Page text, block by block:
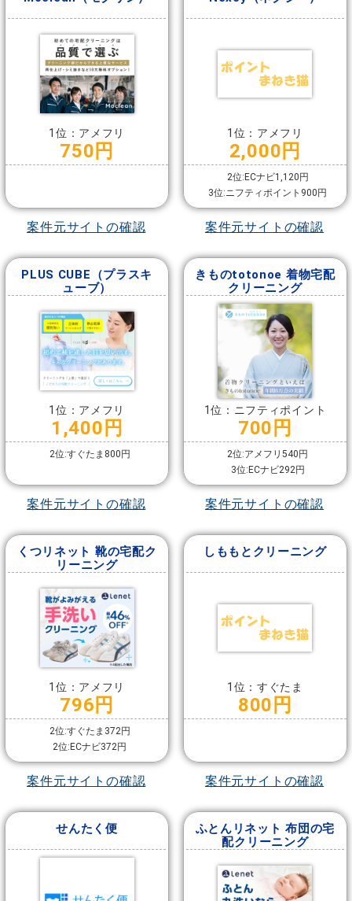
1位：アメフリ
750円
案件元サイトの確認
1位：アメフリ
2,000円
2位:ECナビ1,120円
3位:ニフティポイント900円
案件元サイトの確認
PLUS CUBE（プラスキ
ューブ）
1位：アメフリ
1,400円
2位:すぐたま800円
案件元サイトの確認
きものtotonoe 着物宅配
クリーニング
1位：ニフティポイント
700円
2位:アメフリ540円
3位:ECナビ292円
案件元サイトの確認
くつリネット 靴の宅配ク
リーニング
1位：アメフリ
796円
2位:すぐたま372円
2位:ECナビ372円
案件元サイトの確認
しももとクリーニング
1位：すぐたま
800円
案件元サイトの確認
せんたく便
ふとんリネット 布団の宅
配クリーニング